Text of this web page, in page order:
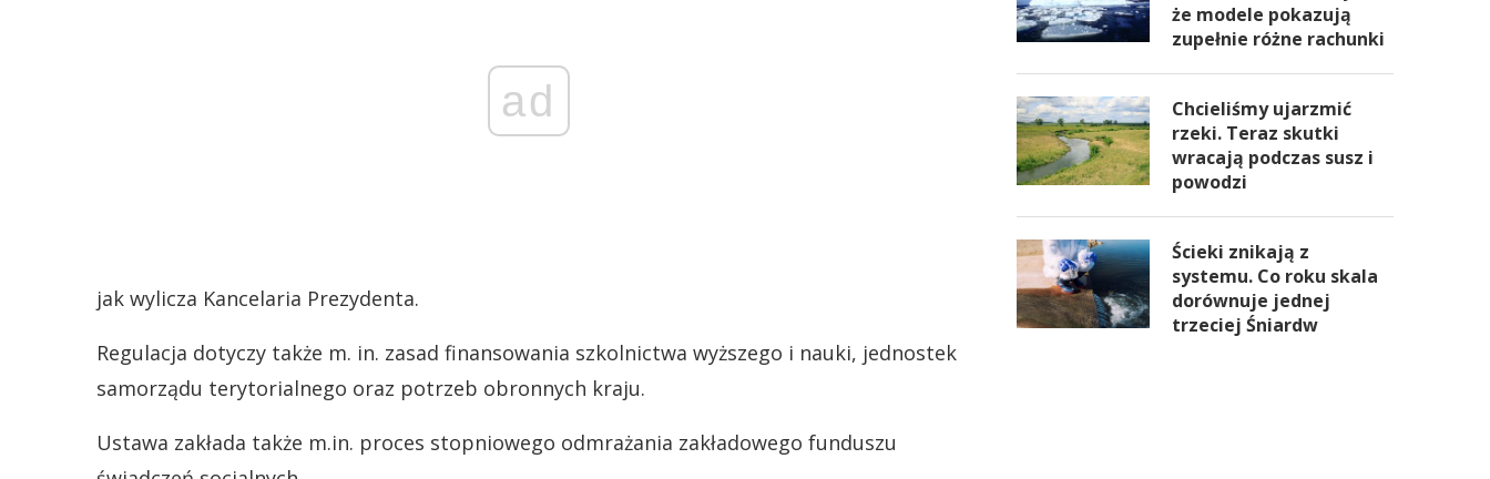
ad
jak wylicza Kancelaria Prezydenta.
Regulacja dotyczy także m. in. zasad finansowania szkolnictwa wyższego i nauki, jednostek
samorządu terytorialnego oraz potrzeb obronnych kraju.
Ustawa zakłada także m.in. proces stopniowego odmrażania zakładowego funduszu
że modele pokazują
zupełnie różne rachunki
Chcieliśmy ujarzmić
rzeki. Teraz skutki
wracają podczas susz i
powodzi
Ścieki znikają z
systemu. Co roku skala
dorównuje jednej
trzeciej Śniardw